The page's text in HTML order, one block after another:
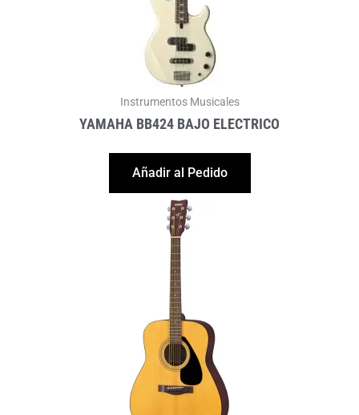
Instrumentos Musicales
YAMAHA BB424 BAJO ELECTRICO
Añadir al Pedido